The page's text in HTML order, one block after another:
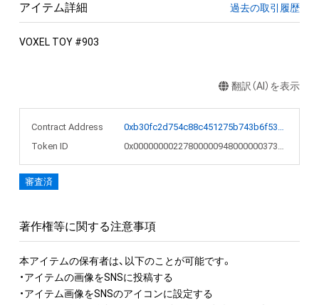
アイテム詳細 過去の取引履歴
VOXEL TOY #903
翻訳（AI）を表示
Contract Address
0xb30fc2d754c88c451275b743b6f530f19f643683
Token ID
0x00000000227800000948000000373a23
審査済
著作権等に関する注意事項
本アイテムの保有者は、以下のことが可能です。
・アイテムの画像をSNSに投稿する
・アイテム画像をSNSのアイコンに設定する